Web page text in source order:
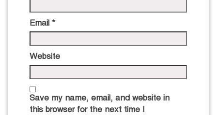
Email *
Website
Save my name, email, and website in
this browser for the next time I